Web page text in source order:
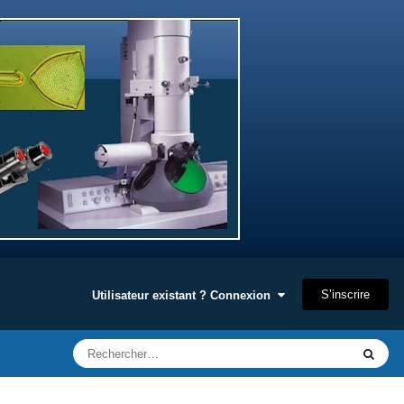
Utilisateur existant ? Connexion S’inscrire